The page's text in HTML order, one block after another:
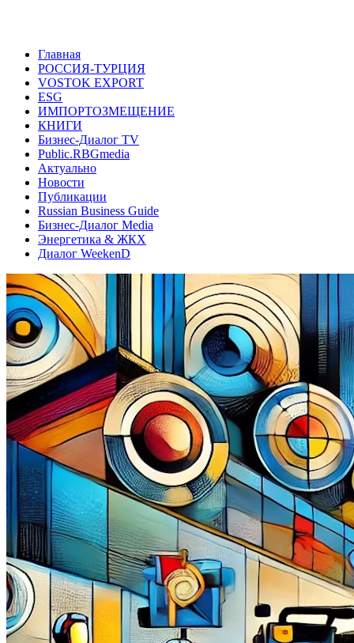
Главная
РОССИЯ-ТУРЦИЯ
VOSTOK EXPORT
ESG
ИМПОРТОЗМЕЩЕНИЕ
КНИГИ
Бизнес-Диалог TV
Public.RBGmedia
Актуально
Новости
Публикации
Russian Business Guide
Бизнес-Диалог Media
Энергетика & ЖКХ
Диалог WeekenD